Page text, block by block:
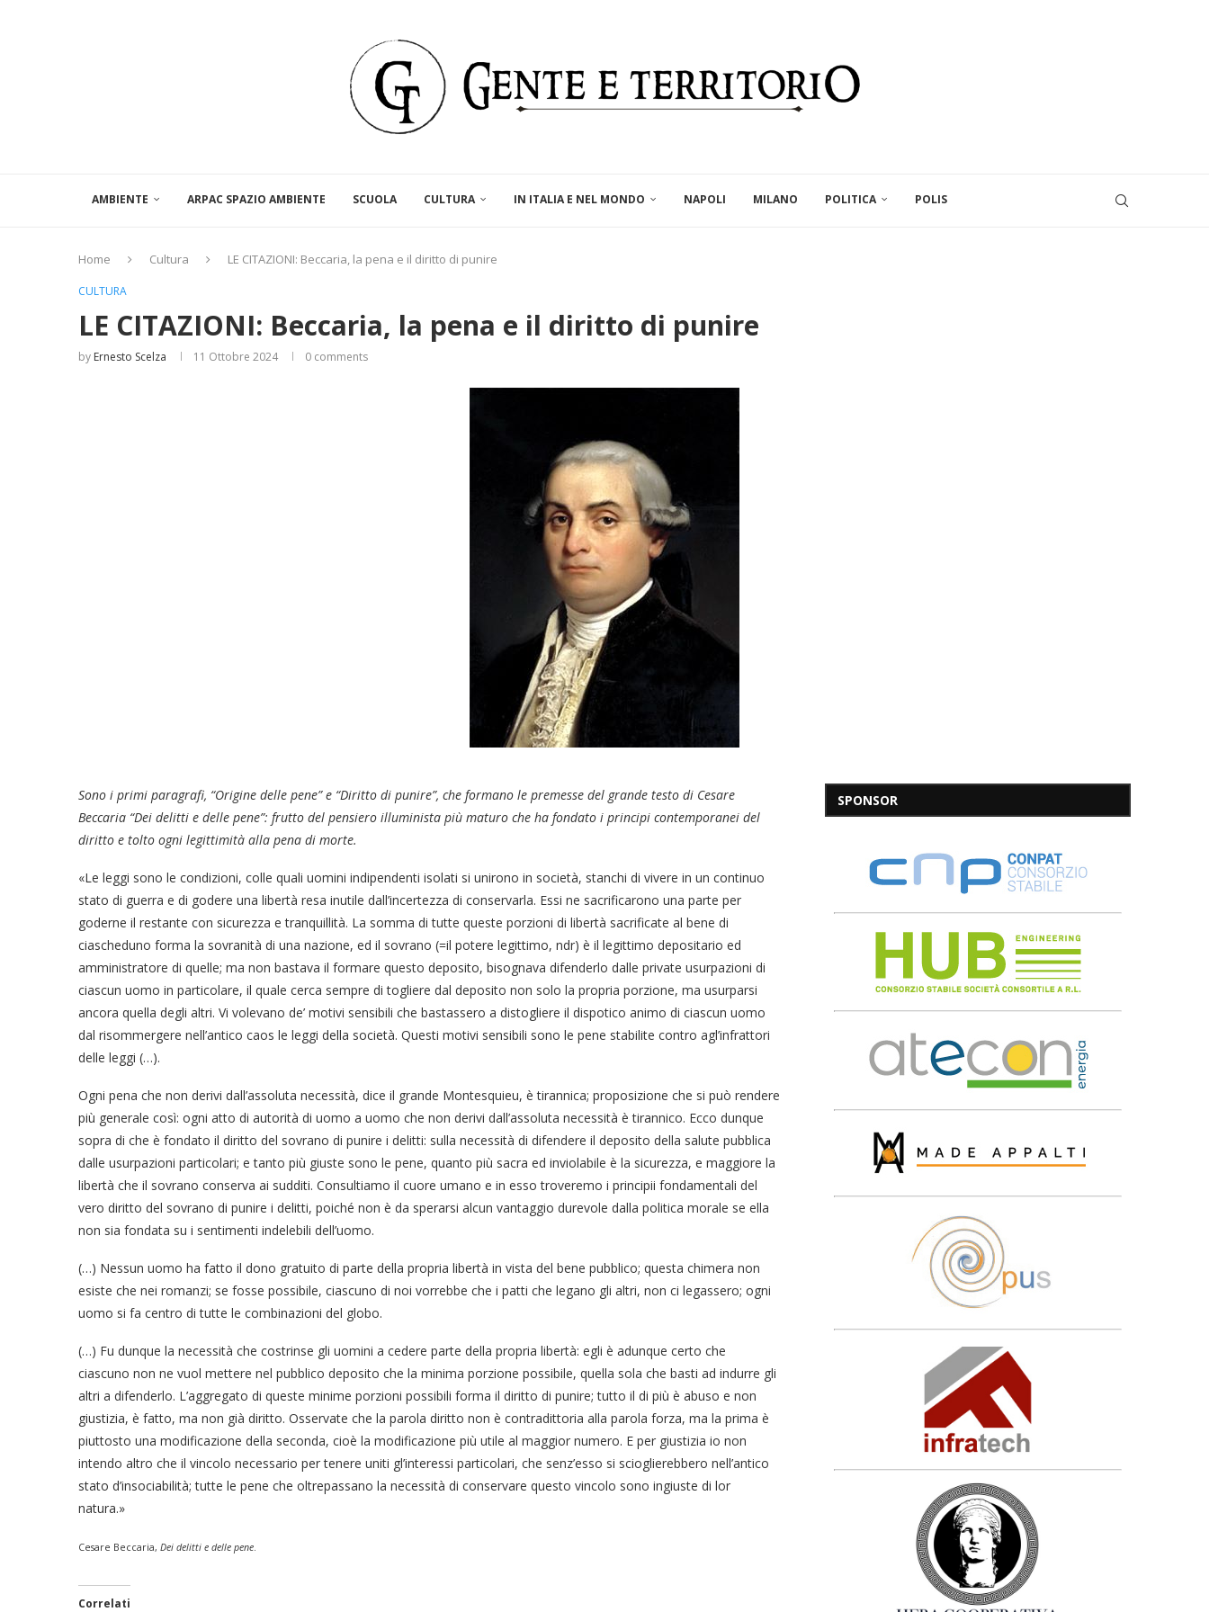
AMBIENTE ARPAC SPAZIO AMBIENTE SCUOLA CULTURA IN ITALIA E NEL MONDO NAPOLI MILANO POLITICA POLIS
Home Cultura LE CITAZIONI: Beccaria, la pena e il diritto di punire
CULTURA
LE CITAZIONI: Beccaria, la pena e il diritto di punire
by Ernesto Scelza 11 Ottobre 2024 0 comments
Sono i primi paragrafi, “Origine delle pene” e “Diritto di punire”, che formano le premesse del grande testo di Cesare
Beccaria “Dei delitti e delle pene”: frutto del pensiero illuminista più maturo che ha fondato i principi contemporanei del
diritto e tolto ogni legittimità alla pena di morte.
«Le leggi sono le condizioni, colle quali uomini indipendenti isolati si unirono in società, stanchi di vivere in un continuo
stato di guerra e di godere una libertà resa inutile dall’incertezza di conservarla. Essi ne sacrificarono una parte per
goderne il restante con sicurezza e tranquillità. La somma di tutte queste porzioni di libertà sacrificate al bene di
ciascheduno forma la sovranità di una nazione, ed il sovrano (=il potere legittimo, ndr) è il legittimo depositario ed
amministratore di quelle; ma non bastava il formare questo deposito, bisognava difenderlo dalle private usurpazioni di
ciascun uomo in particolare, il quale cerca sempre di togliere dal deposito non solo la propria porzione, ma usurparsi
ancora quella degli altri. Vi volevano de’ motivi sensibili che bastassero a distogliere il dispotico animo di ciascun uomo
dal risommergere nell’antico caos le leggi della società. Questi motivi sensibili sono le pene stabilite contro agl’infrattori
delle leggi (…).
Ogni pena che non derivi dall’assoluta necessità, dice il grande Montesquieu, è tirannica; proposizione che si può rendere
più generale così: ogni atto di autorità di uomo a uomo che non derivi dall’assoluta necessità è tirannico. Ecco dunque
sopra di che è fondato il diritto del sovrano di punire i delitti: sulla necessità di difendere il deposito della salute pubblica
dalle usurpazioni particolari; e tanto più giuste sono le pene, quanto più sacra ed inviolabile è la sicurezza, e maggiore la
libertà che il sovrano conserva ai sudditi. Consultiamo il cuore umano e in esso troveremo i principii fondamentali del
vero diritto del sovrano di punire i delitti, poiché non è da sperarsi alcun vantaggio durevole dalla politica morale se ella
non sia fondata su i sentimenti indelebili dell’uomo.
(…) Nessun uomo ha fatto il dono gratuito di parte della propria libertà in vista del bene pubblico; questa chimera non
esiste che nei romanzi; se fosse possibile, ciascuno di noi vorrebbe che i patti che legano gli altri, non ci legassero; ogni
uomo si fa centro di tutte le combinazioni del globo.
(…) Fu dunque la necessità che costrinse gli uomini a cedere parte della propria libertà: egli è adunque certo che
ciascuno non ne vuol mettere nel pubblico deposito che la minima porzione possibile, quella sola che basti ad indurre gli
altri a difenderlo. L’aggregato di queste minime porzioni possibili forma il diritto di punire; tutto il di più è abuso e non
giustizia, è fatto, ma non già diritto. Osservate che la parola diritto non è contradittoria alla parola forza, ma la prima è
piuttosto una modificazione della seconda, cioè la modificazione più utile al maggior numero. E per giustizia io non
intendo altro che il vincolo necessario per tenere uniti gl’interessi particolari, che senz’esso si scioglierebbero nell’antico
stato d’insociabilità; tutte le pene che oltrepassano la necessità di conservare questo vincolo sono ingiuste di lor
natura.»
Cesare Beccaria, Dei delitti e delle pene.
Correlati
SPONSOR